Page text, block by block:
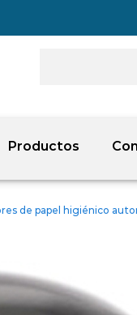
Productos
de papel higiénico